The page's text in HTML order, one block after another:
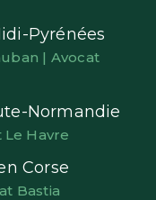
Pyrénées
| Avocat
Normandie
Le Havre
Corse
Bastia